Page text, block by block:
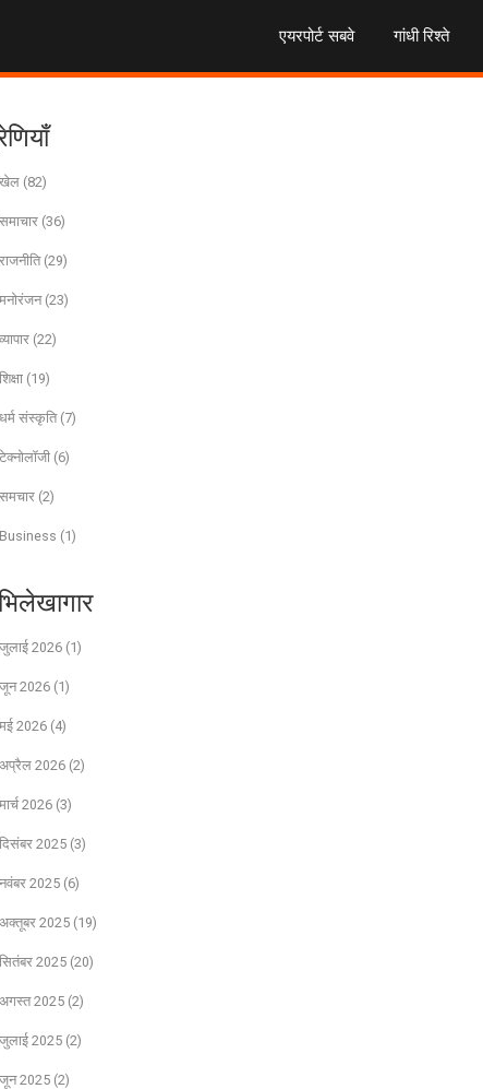
एयरपोर्ट सबवे गांधी रिश्ते
खेल (82)
समाचार (36)
राजनीति (29)
मनोरंजन (23)
व्यापार (22)
शिक्षा (19)
धर्म संस्कृति (7)
टेक्नोलॉजी (6)
समचार (2)
Business (1)
जुलाई 2026 (1)
जून 2026 (1)
मई 2026 (4)
अप्रैल 2026 (2)
मार्च 2026 (3)
दिसंबर 2025 (3)
नवंबर 2025 (6)
अक्तूबर 2025 (19)
सितंबर 2025 (20)
अगस्त 2025 (2)
जुलाई 2025 (2)
जून 2025 (2)